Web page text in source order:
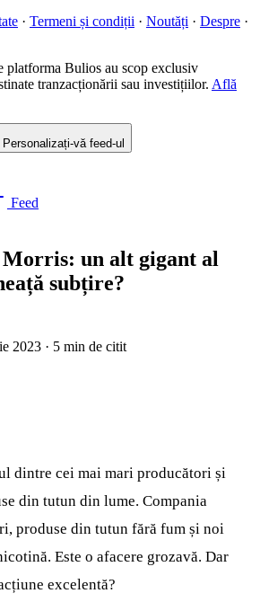
· Termeni și condiții · Noutăți · Despre ·
platforma Bulios au scop exclusiv
tranzacționării sau investițiilor. Află
Personalizați-vă feed-ul
Feed
un alt gigant al
subțire?
2023 · 5 min de citit
dintre cei mai mari producători și
din tutun din lume. Compania
produse din tutun fără fum și noi
Este o afacere grozavă. Dar
excelentă?